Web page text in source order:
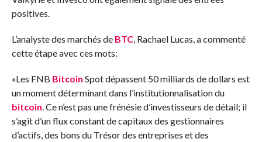
positives.
L’analyste des marchés de BTC, Rachael Lucas, a commenté
cette étape avec ces mots:
«Les FNB Bitcoin Spot dépassent 50 milliards de dollars est
un moment déterminant dans l’institutionnalisation du
bitcoin . Ce n’est pas une frénésie d’investisseurs de détail; il
s’agit d’un flux constant de capitaux des gestionnaires
d’actifs, des bons du Trésor des entreprises et des